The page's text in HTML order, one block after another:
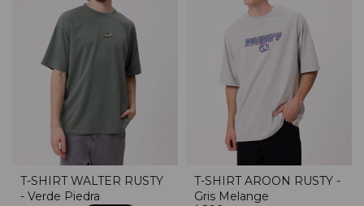
T-SHIRT WALTER RUSTY
- Verde Piedra
T-SHIRT AROON RUSTY -
Gris Melange